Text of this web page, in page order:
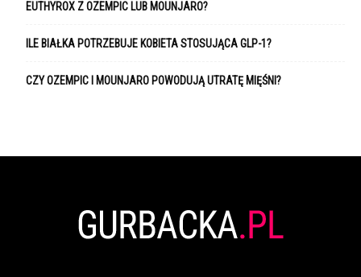
EUTHYROX Z OZEMPIC LUB MOUNJARO?
ILE BIAŁKA POTRZEBUJE KOBIETA STOSUJĄCA GLP-1?
CZY OZEMPIC I MOUNJARO POWODUJĄ UTRATĘ MIĘŚNI?